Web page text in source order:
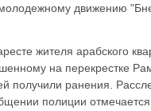
движению
жителя арабского
на перекрестке
получили ранения.
полиции